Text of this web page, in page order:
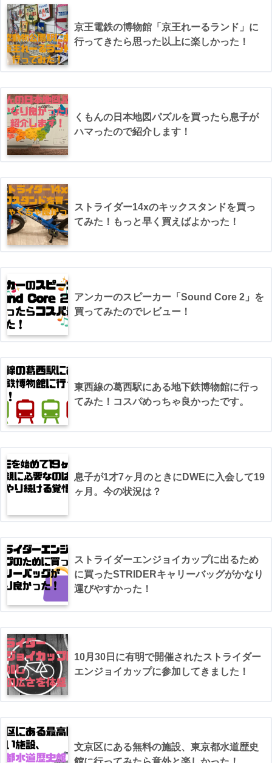
京王電鉄の博物館「京王れーるランド」に
行ってきたら思った以上に楽しかった！
くもんの日本地図パズルを買ったら息子が
ハマったので紹介します！
ストライダー14xのキックスタンドを買っ
てみた！もっと早く買えばよかった！
アンカーのスピーカー「Sound Core 2」を
買ってみたのでレビュー！
東西線の葛西駅にある地下鉄博物館に行っ
てみた！コスパめっちゃ良かったです。
息子が1才7ヶ月のときにDWEに入会して19
ヶ月。今の状況は？
ストライダーエンジョイカップに出るため
に買ったSTRIDERキャリーバッグがかなり
運びやすかった！
10月30日に有明で開催されたストライダー
エンジョイカップに参加してきました！
文京区にある無料の施設、東京都水道歴史